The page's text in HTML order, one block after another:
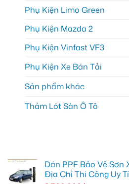
Phụ Kiện Limo Green
Phụ Kiện Mazda 2
Phụ Kiện Vinfast VF3
Phụ Kiện Xe Bán Tải
Sản phẩm khác
Thảm Lót Sàn Ô Tô
Dán PPF Bảo Vệ Sơn
Địa Chỉ Thi Công Uy